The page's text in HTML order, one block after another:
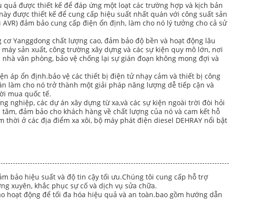
quả được thiết kế để đáp ứng một loạt các trường hợp và kịch bản
được thiết kế để cung cấp hiệu suất nhất quán với công suất sản
đảm bảo cung cấp điện ổn định, làm cho nó lý tưởng cho cả sử
Yanggdong chất lượng cao, đảm bảo độ bền và hoạt động lâu
sản xuất, công trường xây dựng và các sự kiện quy mô lớn, nơi
văn phòng, bảo vệ chống lại sự gián đoạn không mong đợi và
áp ổn định.bảo vệ các thiết bị điện tử nhạy cảm và thiết bị công
làm cho nó trở thành một giải pháp năng lượng dễ tiếp cận và
mua quốc tế.
nghiệp, các dự án xây dựng từ xa,và các sự kiện ngoài trời đòi hỏi
đảm bảo cho khách hàng về chất lượng của nó và cam kết hỗ
ở các địa điểm xa xôi, bộ máy phát điện diesel DEHRAY nổi bật
bảo hiệu suất và độ tin cậy tối ưu.Chúng tôi cung cấp hỗ trợ
xuyên, khắc phục sự cố và dịch vụ sửa chữa.
hoạt động để tối đa hóa hiệu quả và an toàn.bao gồm hướng dẫn